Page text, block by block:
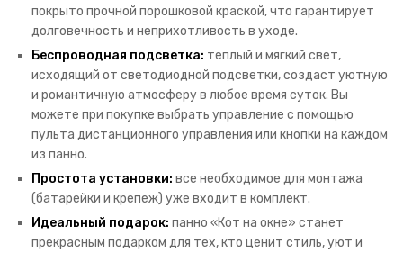
покрыто прочной порошковой краской, что гарантирует
долговечность и неприхотливость в уходе.
Беспроводная подсветка: теплый и мягкий свет,
исходящий от светодиодной подсветки, создаст уютную
и романтичную атмосферу в любое время суток. Вы
можете при покупке выбрать управление с помощью
пульта дистанционного управления или кнопки на каждом
из панно.
Простота установки: все необходимое для монтажа
(батарейки и крепеж) уже входит в комплект.
Идеальный подарок: панно «Кот на окне» станет
прекрасным подарком для тех, кто ценит стиль, уют и